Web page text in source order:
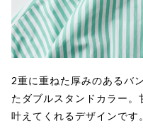
2重に重ねた厚みのあるバ
たダブルスタンドカラー
叶えてくれるデザインです。